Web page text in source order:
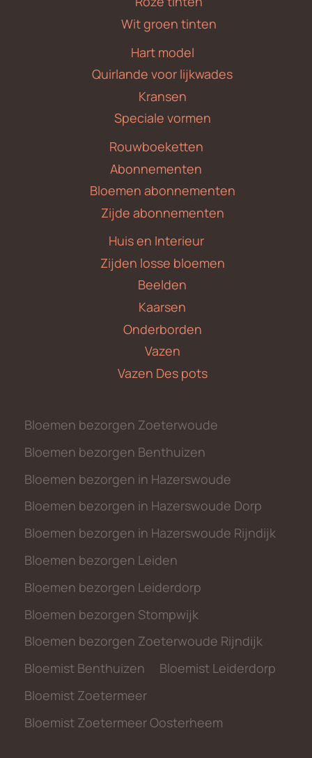
Wit groen tinten
Hart model
Quirlande voor lijkwades
Kransen
Speciale vormen
Rouwboeketten
Abonnementen
Bloemen abonnementen
Zijde abonnementen
Huis en Interieur
Zijden losse bloemen
Beelden
Kaarsen
Onderborden
Vazen
Vazen Des pots
Bloemen bezorgen Zoeterwoude
Bloemen bezorgen Benthuizen
Bloemen bezorgen in Hazerswoude
Bloemen bezorgen in Hazerswoude Dorp
Bloemen bezorgen in Hazerswoude Rijndijk
Bloemen bezorgen Leiden
Bloemen bezorgen Leiderdorp
Bloemen bezorgen Stompwijk
Bloemen bezorgen Zoeterwoude Rijndijk
Bloemist Benthuizen
Bloemist Leiderdorp
Bloemist Zoetermeer
Bloemist Zoetermeer Oosterheem